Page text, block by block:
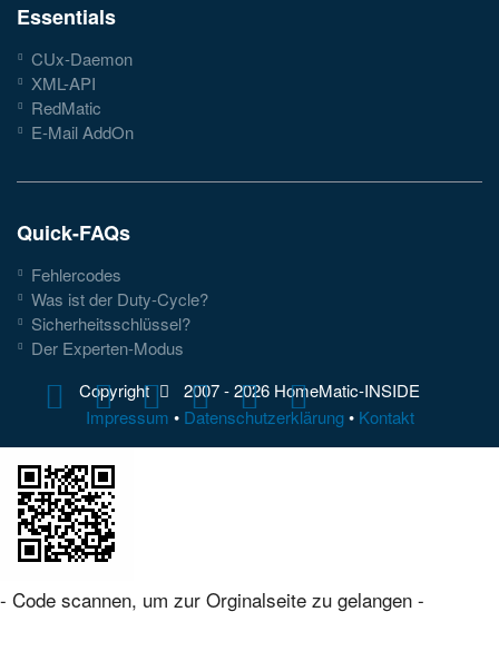
Essentials
CUx-Daemon
XML-API
RedMatic
E-Mail AddOn
Quick-FAQs
Fehlercodes
Was ist der Duty-Cycle?
Sicherheitsschlüssel?
Der Experten-Modus
Copyright
2007 - 2026 HomeMatic-INSIDE
Impressum • Datenschutzerklärung• Kontakt
- Code scannen, um zur Orginalseite zu gelangen -